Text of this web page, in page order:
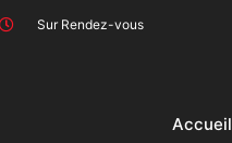
Sur Rendez-vous
Accueil